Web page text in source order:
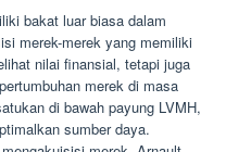
bakat luar biasa dalam
merek-merek yang memiliki
nilai finansial, tetapi juga
merek di masa
di bawah payung LVMH,
sumber daya.